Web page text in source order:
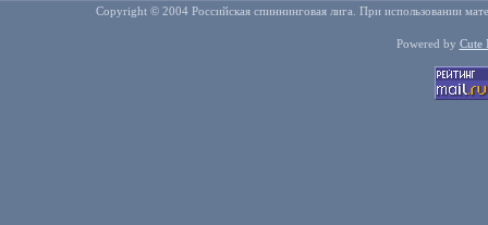
Copyright © 2004 Российская спиннинговая лига. При использовании
Powered by Cute